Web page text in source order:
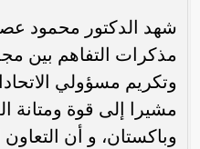
شهد الدكتور محمود
مذكرات التفاهم بين
وتكريم مسؤولي
مشيرا إلى قوة ومتانة
وباكستان، و أن التعاون